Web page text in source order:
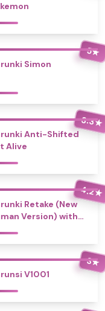
5★
Simon
3.3★
Anti-Shifted
Alive
4.2★
Retake (New
Version) with
3★
V1001